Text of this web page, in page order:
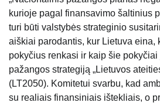
kurioje pagal finansavimo šaltinius
turi būti valstybės strateginio
aiškiai parodantis, kur Lietuva eina,
pokyčius renkasi ir kaip šie
pažangos strategiją „Lietuvos
(LT2050). Komitetui svarbu, kad
su realiais finansiniais ištekliais, o